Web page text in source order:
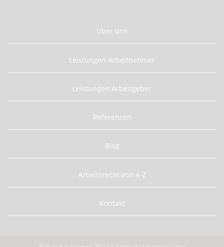
Über uns
Leistungen Arbeitnehmer
Leistungen Arbeitgeber
Referenzen
Blog
Arbeitsrecht von A-Z
Kontakt